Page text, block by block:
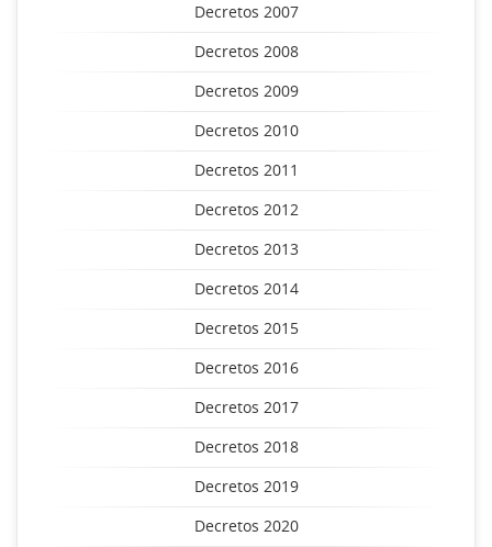
Decretos 2007
Decretos 2008
Decretos 2009
Decretos 2010
Decretos 2011
Decretos 2012
Decretos 2013
Decretos 2014
Decretos 2015
Decretos 2016
Decretos 2017
Decretos 2018
Decretos 2019
Decretos 2020